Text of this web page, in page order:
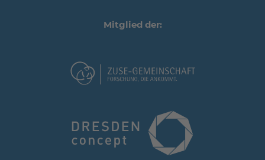
Mitglied der: